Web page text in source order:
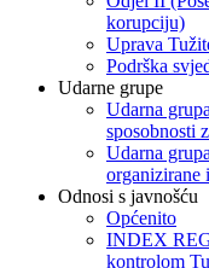
korupciju)
Uprava
Podrška
Udarne grupe
Udarna
sposobnosti
Udarna
organizirane
Odnosi s javnošću
Općenito
INDEX
kontrolom